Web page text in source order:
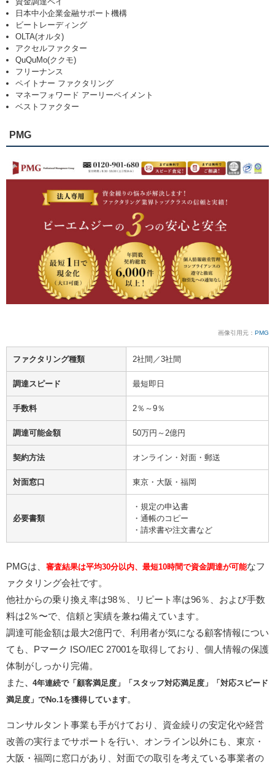
日本中小企業金融サポート機構
ビートレーディング
OLTA(オルタ)
アクセルファクター
QuQuMo(ククモ)
フリーナンス
ペイトナー ファクタリング
マネーフォワード アーリーペイメント
ベストファクター
PMG
画像引用元： PMG
ファクタリング種類 2社間／3社間
調達スピード 最短即日
手数料 2％～9％
調達可能金額 50万円～2億円
契約方法 オンライン・対面・郵送
対面窓口 東京・大阪・福岡
必要書類
・規定の申込書
・通帳のコピー
・請求書や注文書など
PMGは、 審査結果は平均30分以内、最短10時間で資金調達が可能なフ
ァクタリング会社です。
他社からの乗り換え率は98％、リピート率は96％、および手数
料は2％〜で、信頼と実績を兼ね備えています。
調達可能金額は最大2億円で、利用者が気になる顧客情報につい
ても、Pマーク ISO/IEC 27001を取得しており、個人情報の保護
体制がしっかり完備。
また 、4年連続で「顧客満足度」「スタッフ対応満足度」「対応スピード
満足度」でNo.1を獲得しています。
コンサルタント事業も手がけており、資金繰りの安定化や経営
改善の実行までサポートを行い、オンライン以外にも、東京・
大阪・福岡に窓口があり、対面での取引を考えている事業者の